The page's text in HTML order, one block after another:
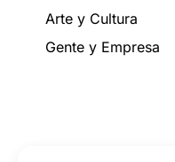
Arte y Cultura
Gente y Empresa